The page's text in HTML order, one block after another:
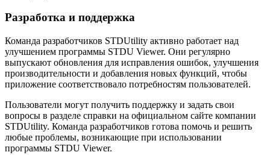
Разработка и поддержка
Команда разработчиков STDUtility активно работает над
улучшением программы STDU Viewer. Они регулярно
выпускают обновления для исправления ошибок, улучшения
производительности и добавления новых функций, чтобы
приложение соответствовало потребностям пользователей.
Пользователи могут получить поддержку и задать свои
вопросы в разделе справки на официальном сайте компании
STDUtility. Команда разработчиков готова помочь и решить
любые проблемы, возникающие при использовании
программы STDU Viewer.